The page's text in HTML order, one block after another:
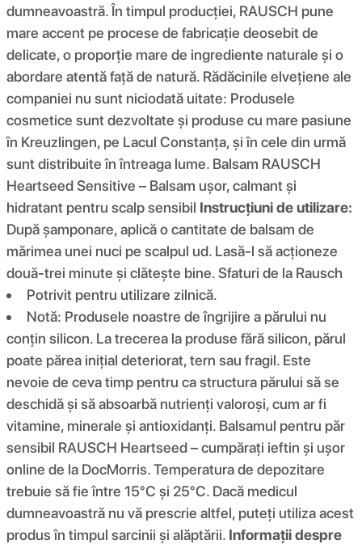
dumneavoastră. În timpul producției, RAUSCH pune
mare accent pe procese de fabricație deosebit de
delicate, o proporție mare de ingrediente naturale și o
abordare atentă față de natură. Rădăcinile elvețiene ale
companiei nu sunt niciodată uitate: Produsele
cosmetice sunt dezvoltate și produse cu mare pasiune
în Kreuzlingen, pe Lacul Constanța, și în cele din urmă
sunt distribuite în întreaga lume. Balsam RAUSCH
Heartseed Sensitive – Balsam ușor, calmant și
hidratant pentru scalp sensibil Instrucțiuni de utilizare:
După șamponare, aplică o cantitate de balsam de
mărimea unei nuci pe scalpul ud. Lasă-l să acționeze
două-trei minute și clătește bine. Sfaturi de la Rausch
Potrivit pentru utilizare zilnică.
Notă: Produsele noastre de îngrijire a părului nu
conțin silicon. La trecerea la produse fără silicon, părul
poate părea inițial deteriorat, tern sau fragil. Este
nevoie de ceva timp pentru ca structura părului să se
deschidă și să absoarbă nutrienți valoroși, cum ar fi
vitamine, minerale și antioxidanți. Balsamul pentru păr
sensibil RAUSCH Heartseed – cumpărați ieftin și ușor
online de la DocMorris. Temperatura de depozitare
trebuie să fie între 15°C și 25°C. Dacă medicul
dumneavoastră nu vă prescrie altfel, puteți utiliza acest
produs în timpul sarcinii și alăptării. Informații despre